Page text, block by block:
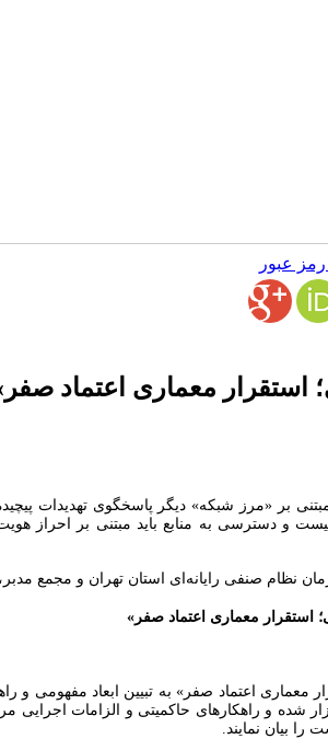
رمز عبور
معماری اعتماد
و دسترسی به منابع باید مبتنی بر احراز
نظام صنفی رایانه‌ای استان تهران و مجمع
استقرار معماری اعتماد صفر»
اعتماد صفر» به تبیین ابعاد مفهومی و
شده و راهکارهای حاکمیتی و الزامات اجرایی
بیان نمایند.